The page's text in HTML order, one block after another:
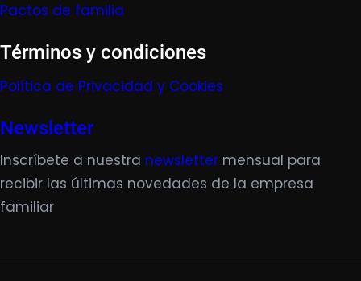
Pactos de familia
Términos y condiciones
Política de Privacidad y Cookies
Newsletter
Inscríbete a nuestra newsletter mensual para
recibir las últimas novedades de la empresa
familiar